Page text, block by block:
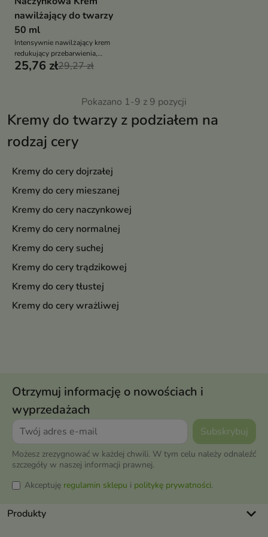
Kremy do twarzy z podziałem na
rodzaj cery
Kremy do cery dojrzałej
Kremy do cery mieszanej
Kremy do cery naczynkowej
Kremy do cery normalnej
Kremy do cery suchej
Kremy do cery trądzikowej
Kremy do cery tłustej
Kremy do cery wrażliwej
nawilżający do twarzy
50 ml
Intensywnie nawilżający krem
redukujący przebarwienia,
stworzony specjalnie z myślą o
25,76 zł29,27 zł
Pokazano 1-9 z 9 pozycji
Otrzymuj informację o nowościach i
wyprzedażach
Możesz zrezygnować w każdej chwili. W tym celu należy odnaleźć
szczegóły w naszej informacji prawnej.
Akceptuję regulamin sklepu i politykę prywatności.
Produkty
keyboard_arrow_down